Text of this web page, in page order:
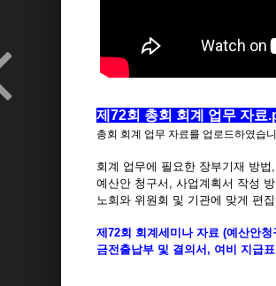
제72회 총회 회계 업무 자료
총회 회계 업무 자료를 업로드하였습
회계 업무에 필요한 장부기재 방
예산안 청구서, 사업계획서 작성
노회와 위원회 및 기관에 맞게 편
제72회 회계세미나 자료 (예산안
금전출납부 및 결의서, 여비 지급